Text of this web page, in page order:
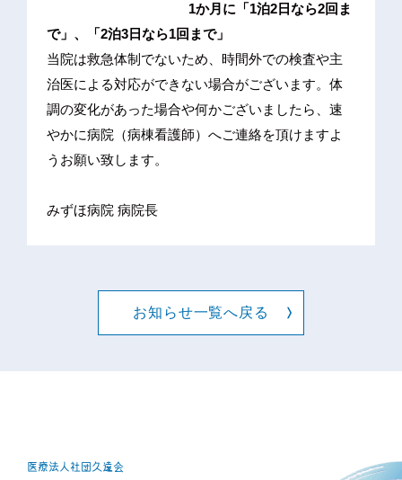
1か月に「1泊2日なら2回ま
で」、「2泊3日なら1回まで」
当院は救急体制でないため、時間外での検査や主
治医による対応ができない場合がございます。体
調の変化があった場合や何かございましたら、速
やかに病院（病棟看護師）へご連絡を頂けますよ
うお願い致します。
みずほ病院 病院長
お知らせ一覧へ戻る
医療法人社団久遠会